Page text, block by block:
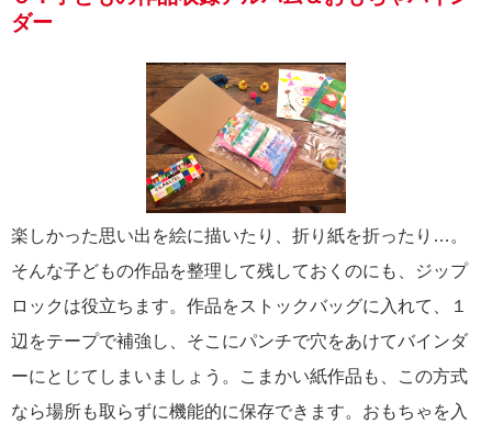
ダー
楽しかった思い出を絵に描いたり、折り紙を折ったり…。
そんな子どもの作品を整理して残しておくのにも、ジップ
ロックは役立ちます。作品をストックバッグに入れて、１
辺をテープで補強し、そこにパンチで穴をあけてバインダ
ーにとじてしまいましょう。こまかい紙作品も、この方式
なら場所も取らずに機能的に保存できます。おもちゃを入